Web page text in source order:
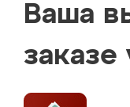
Ваша
заказе